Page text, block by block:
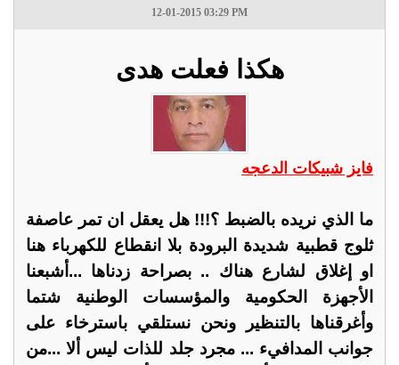
12-01-2015 03:29 PM
هكذا فعلت هدى
فايز شبيكات الدعجه
ما الذي نريده بالضبط ؟!!! هل يعقل ان تمر عاصفة
ثلوج قطبية شديدة البرودة بلا انقطاع للكهرباء هنا
او إغلاق لشارع هناك .. بصراحة زدناها ...أشبعنا
الأجهزة الحكومية والمؤسسات الوطنية شتما
وأغرقناها بالتنظير ونحن نستلقي باسترخاء على
جوانب المدافيء ... مجرد جلد للذات ليس ألا ...من